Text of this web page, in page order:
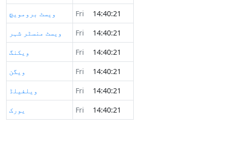
ویسٹ برومویچ
Fri
14:40:21
ویسٹ منسٹر شہر
Fri
14:40:21
ویکنگ
Fri
14:40:21
ویگن
Fri
14:40:21
ویلفیلڈ
Fri
14:40:21
یورک
Fri 14:40:21